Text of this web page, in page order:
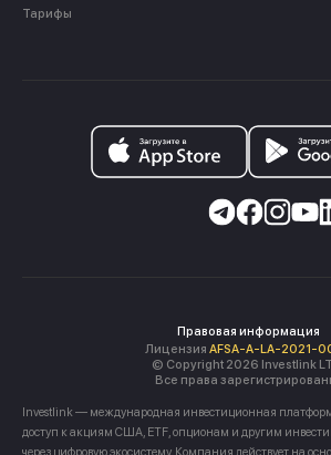
Тарифы
Правовая информация
Лицензия AFSA-A-LA-2021-
© Copyright 2026 Investlink
Все права
Investlink — международная инвестиционная
доступ к акциям США, ETF, опционам и другим
через цифровую экосистему. Компания действует на